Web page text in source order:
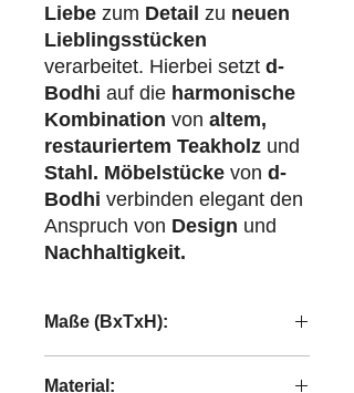
Liebe zum Detail zu neuen
Lieblingsstücken
verarbeitet. Hierbei setzt d-
Bodhi auf die harmonische
Kombination von altem,
restauriertem Teakholz und
Stahl. Möbelstücke von d-
Bodhi verbinden elegant den
Anspruch von Design und
Nachhaltigkeit.
Maße (BxTxH):
Material: